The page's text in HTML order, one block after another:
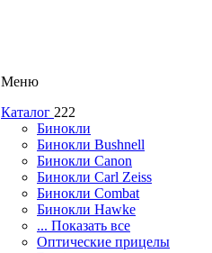
Меню
Каталог 222
Бинокли
Бинокли Bushnell
Бинокли Canon
Бинокли Carl Zeiss
Бинокли Combat
Бинокли Hawke
... Показать все
Оптические прицелы